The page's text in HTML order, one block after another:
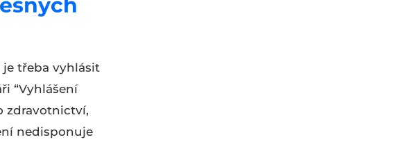
je třeba vyhlásit
“Vyhlášení
zdravotnictví,
nedisponuje